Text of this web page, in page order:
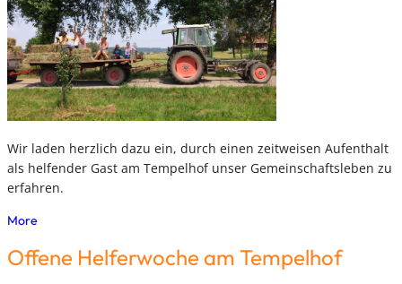
Wir laden herzlich dazu ein, durch einen zeitweisen Aufenthalt
als helfender Gast am Tempelhof unser Gemeinschaftsleben zu
erfahren.
More
Offene Helferwoche am Tempelhof